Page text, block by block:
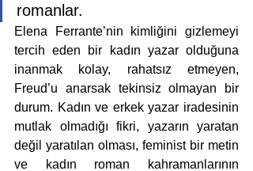
romanlar.
Elena Ferrante’nin kimliğini gizlemeyi
tercih eden bir kadın yazar olduğuna
inanmak kolay, rahatsız etmeyen,
Freud’u anarsak tekinsiz olmayan bir
durum. Kadın ve erkek yazar iradesinin
mutlak olmadığı fikri, yazarın yaratan
değil yaratılan olması, feminist bir metin
ve kadın roman kahramanlarının